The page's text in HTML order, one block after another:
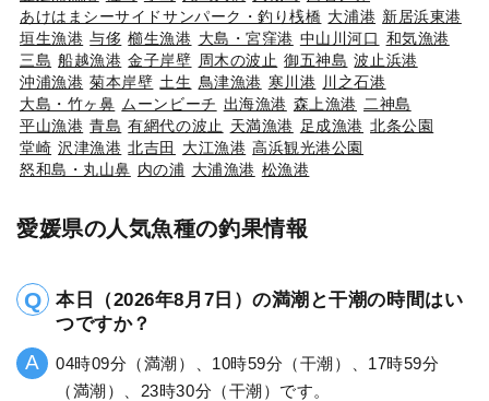
あけはまシーサイドサンパーク・釣り桟橋 大浦港 新居浜東港
垣生漁港 与侈 櫛生漁港 大島・宮窪港 中山川河口 和気漁港
三島 船越漁港 金子岸壁 周木の波止 御五神島 波止浜港
沖浦漁港 菊本岸壁 土生 鳥津漁港 寒川港 川之石港
大島・竹ヶ鼻 ムーンビーチ 出海漁港 森上漁港 二神島
平山漁港 青島 有網代の波止 天満漁港 足成漁港 北条公園
堂崎 沢津漁港 北吉田 大江漁港 高浜観光港公園
怒和島・丸山鼻 内の浦 大浦漁港 松漁港
愛媛県の人気魚種の釣果情報
本日（2026年8月7日）の満潮と干潮の時間はい
つですか？
04時09分（満潮）、10時59分（干潮）、17時59分
（満潮）、23時30分（干潮）です。